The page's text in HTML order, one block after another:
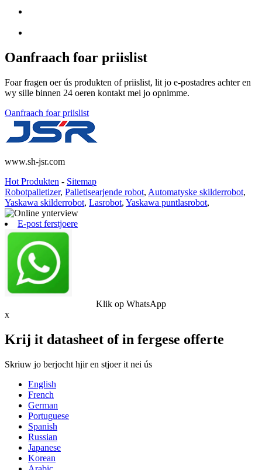
Oanfraach foar priislist
Foar fragen oer ús produkten of priislist, lit jo e-postadres achter en
wy sille binnen 24 oeren kontakt mei jo opnimme.
Oanfraach foar priislist
www.sh-jsr.com
Hot Produkten - Sitemap
Robotpalletizer, Palletisearjende robot, Automatyske skilderrobot,
Yaskawa skilderrobot, Lasrobot, Yaskawa puntlasrobot,
E-post ferstjoere
Klik op WhatsApp
x
Krij it datasheet of in fergese offerte
Skriuw jo berjocht hjir en stjoer it nei ús
English
French
German
Portuguese
Spanish
Russian
Japanese
Korean